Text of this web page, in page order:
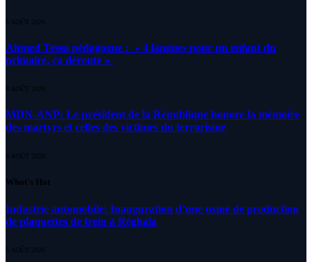
5 AOÛT 2026
Ahmed Tessa pédagogue : » 4 langues pour un enfant du
primaire, ça déroute «
4 AOÛT 2026
MDN-ANP: Le président de la République honore la mémoire
des martyrs et celles des victimes du terrorisme
4 AOÛT 2026
What's Hot
Industrie automobile: Inauguration d’une usine de production
de plaquettes de frein à Réghaïa
5 AOÛT 2026